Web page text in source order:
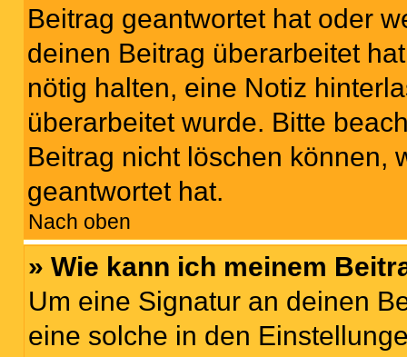
Beitrag geantwortet hat oder
deinen Beitrag überarbeitet
nötig halten, eine Notiz
überarbeitet wurde. Bitte
Beitrag nicht löschen können,
geantwortet hat.
Nach oben
» Wie kann ich meinem
Um eine Signatur an deinen
eine solche in den